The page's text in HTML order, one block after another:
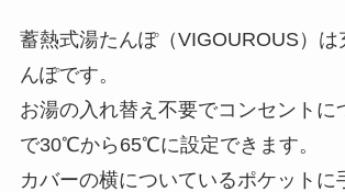
蓄熱式湯たんぽ（VIGOUROUS）は
んぽです。
お湯の入れ替え不要でコンセントに
で30℃から65℃に設定できます。
カバーの横についているポケットに